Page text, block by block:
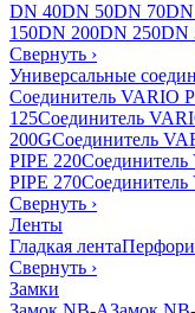
DN 40DN 50DN 70
150DN 200DN 250DN
Свернуть ›
Универсальные
Соединитель VARIO
125Соединитель
200GСоединитель
PIPE 220Соединитель
PIPE 270Соединитель
Свернуть ›
Ленты
Гладкая лента
Свернуть ›
Замки